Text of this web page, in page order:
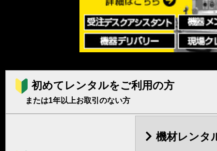
初めてレンタルをご利用の方
または1年以上お取引のない方
機材レンタ